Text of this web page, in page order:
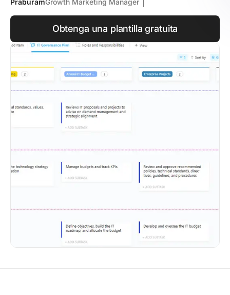
PraburamGrowth Marketing Manager
Obtenga una plantilla gratuita